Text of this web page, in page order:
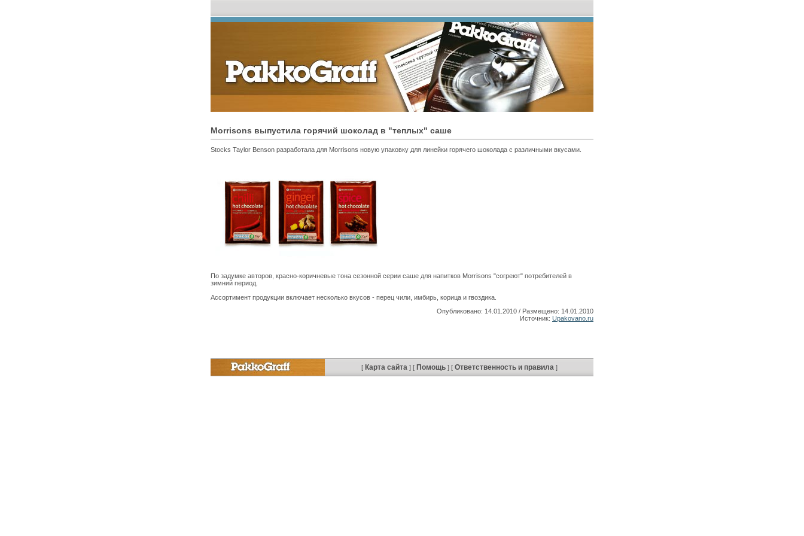
Morrisons выпустила горячий шоколад в "теплых" саше
Stocks Taylor Benson разработала для Morrisons новую упаковку для линейки горячего шоколада с различными вкусами.
По задумке авторов, красно-коричневые тона сезонной серии саше для напитков Morrisons "согреют" потребителей в
зимний период.
Ассортимент продукции включает несколько вкусов - перец чили, имбирь, корица и гвоздика.
Опубликовано: 14.01.2010 / Размещено: 14.01.2010
Источник: Upakovano.ru
[ Карта сайта ] [ Помощь] [ Ответственность и правила ]